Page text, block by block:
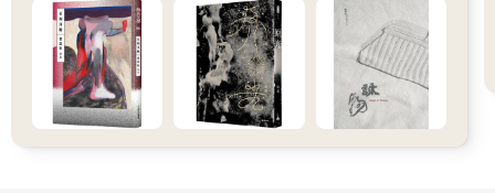
人無我有：對手他沒有的，我有。贏！
人有我多：對手如果有我有的，那我就會贏在比他多，我的數量
就是比他多，或種類比他多。
人多我精：對手如果跟我有的數量也一樣多，那很抱歉，我鐵定
就會贏在比他還懂、還專精、還專業。